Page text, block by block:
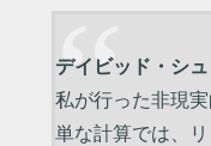
デイビッド・シュ
私が行った非現
単な計算では、